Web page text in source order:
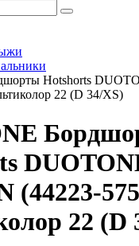
Hotshorts
22 (D 34/XS)
(44223-
22 (D